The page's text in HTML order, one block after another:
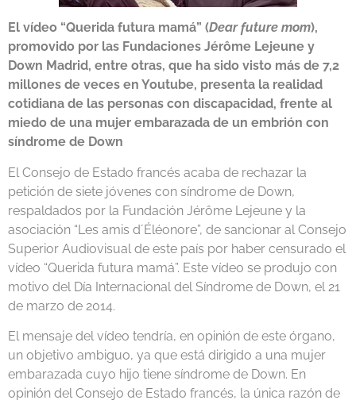
El vídeo “Querida futura mamá” (Dear future mom),
promovido por las Fundaciones Jérôme Lejeune y
Down Madrid, entre otras, que ha sido visto más de 7,2
millones de veces en Youtube, presenta la realidad
cotidiana de las personas con discapacidad, frente al
miedo de una mujer embarazada de un embrión con
síndrome de Down
El Consejo de Estado francés acaba de rechazar la
petición de siete jóvenes con síndrome de Down,
respaldados por la Fundación Jérôme Lejeune y la
asociación “Les amis d´Éléonore”, de sancionar al Consejo
Superior Audiovisual de este país por haber censurado el
vídeo “Querida futura mamá”. Este vídeo se produjo con
motivo del Día Internacional del Síndrome de Down, el 21
de marzo de 2014.
El mensaje del vídeo tendría, en opinión de este órgano,
un objetivo ambiguo, ya que está dirigido a una mujer
embarazada cuyo hijo tiene síndrome de Down. En
opinión del Consejo de Estado francés, la única razón de